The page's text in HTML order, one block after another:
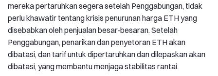
mereka pertaruhkan segera setelah Penggabungan, tidak
perlu khawatir tentang krisis penurunan harga ETH yang
disebabkan oleh penjualan besar-besaran. Setelah
Penggabungan, penarikan dan penyetoran ETH akan
dibatasi, dan tarif untuk dipertaruhkan dan dilepaskan akan
dibatasi, yang membantu menjaga stabilitas rantai.